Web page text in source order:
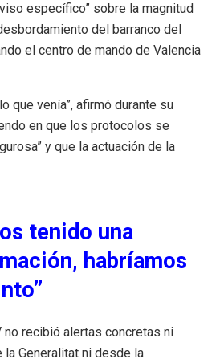
específico” sobre la magnitud
del barranco del
el centro de mando de Valencia
que venía”, afirmó durante su
en que los protocolos se
y que la actuación de la
tenido una
habríamos
no recibió alertas concretas ni
Generalitat ni desde la